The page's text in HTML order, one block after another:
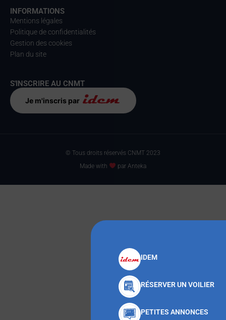
IDEM
RÉSERVER UN VOILIER
PETITES ANNONCES
INFORMATIONS
Mentions légales
Politique de confidentialités
Gestion des cookies
Plan du site
S'INSCRIRE AU CNMT
Je m'inscris par
© Tous droits réservés CNMT 2023
Made with
par Anteka